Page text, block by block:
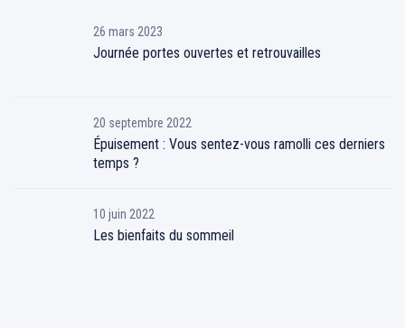
26 mars 2023
Journée portes ouvertes et retrouvailles
20 septembre 2022
Épuisement : Vous sentez-vous ramolli ces derniers
temps ?
10 juin 2022
Les bienfaits du sommeil